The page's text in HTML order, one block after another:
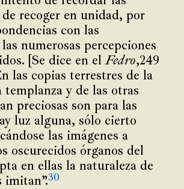
recoger en unidad, por
con las
numerosas percepciones
[Se dice en elFedro,249
las copias terrestres de la
y de las otras
preciosas son para las
luz alguna, sólo cierto
las imágenes a
oscurecidos órganos del
en ellas la naturaleza de
imitan”.30